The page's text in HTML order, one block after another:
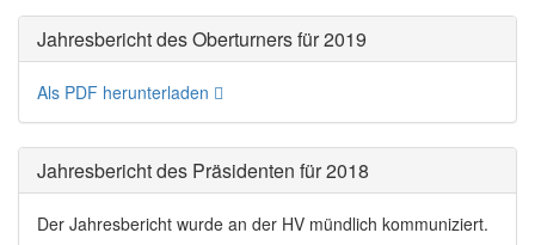
Jahresbericht des Oberturners für 2019
Als PDF herunterladen
Jahresbericht des Präsidenten für 2018
Der Jahresbericht wurde an der HV mündlich kommuniziert.